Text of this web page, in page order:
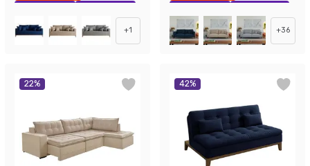
Exclusivo Mobly
Economize 42%
+1
Exclusivo Mobly
Economize 39%
+36
22% 42%